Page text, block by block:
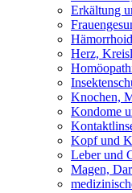
Erkältung
Herz,
Knochen,
Kondome
Kopf und
Leber und
Magen,